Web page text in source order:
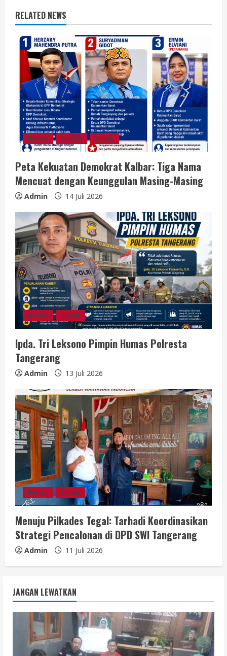
e
a
RELATED NEWS
Berita Politik Sosok
Peta Kekuatan Demokrat Kalbar: Tiga Nama
Mencuat dengan Keunggulan Masing-Masing
Admin 14 Juli 2026
Berita Sosok
Ipda. Tri Leksono Pimpin Humas Polresta
Tangerang
Admin 13 Juli 2026
Berita Sosok
Menuju Pilkades Tegal: Tarhadi Koordinasikan
Strategi Pencalonan di DPD SWI Tangerang
Admin 11 Juli 2026
JANGAN LEWATKAN